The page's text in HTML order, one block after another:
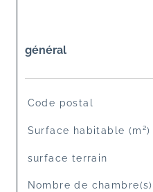
général
TRAD_SIROCCO_Caracteristique
Code postal
Surface habitable (m²)
surface terrain
Nombre de chambre(s)